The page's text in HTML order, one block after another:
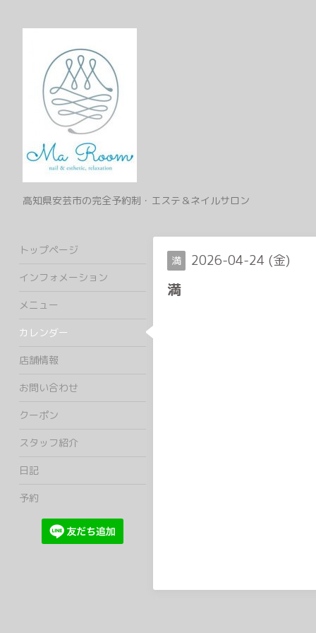
高知県安芸市の完全予約制・エステ＆ネイルサロン
満 2026-04-24 (金)
満
トップページ
インフォメーション
メニュー
カレンダー
店舗情報
お問い合わせ
クーポン
スタッフ紹介
日記
予約